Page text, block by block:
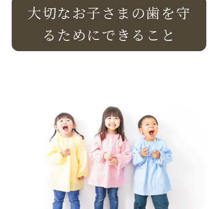
大切なお子さまの歯を守
るためにできること